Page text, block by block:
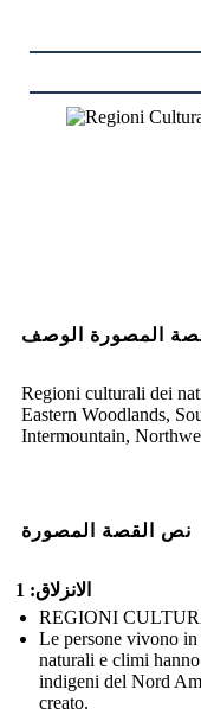
المصورة الوصف
Regioni culturali dei
Eastern Woodlands,
Intermountain,
نص القصة المصورة
الانزلاق: 1
REGIONI
Le persone vivono
naturali e climi
indigeni del Nord
creato.